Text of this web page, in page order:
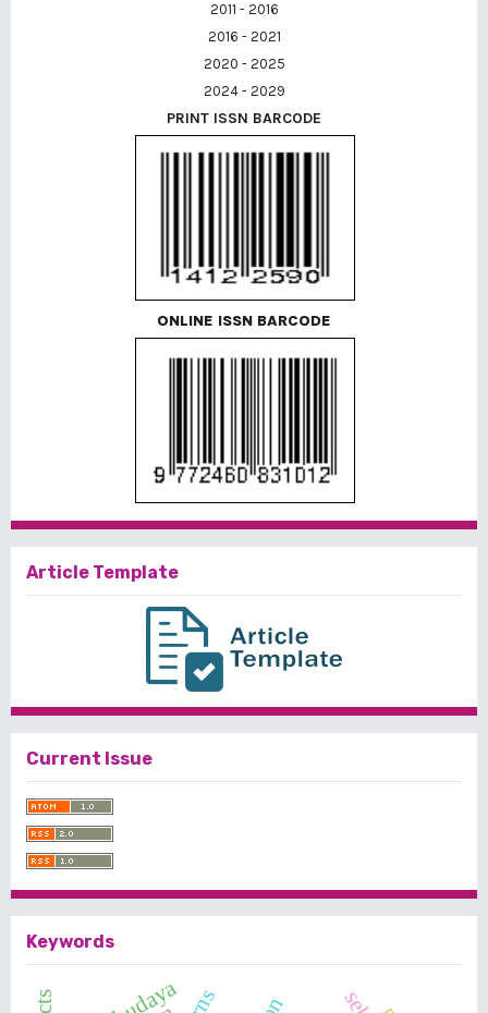
2011 - 2016
2016 - 2021
2020 - 2025
2024 - 2029
PRINT ISSN BARCODE
ONLINE ISSN BARCODE
Article Template
Current Issue
Keywords